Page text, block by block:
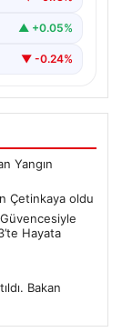
▲ +0.05%
▼ -0.24%
Yangın
Çetinkaya oldu
Güvencesiyle
Hayata
Bakan